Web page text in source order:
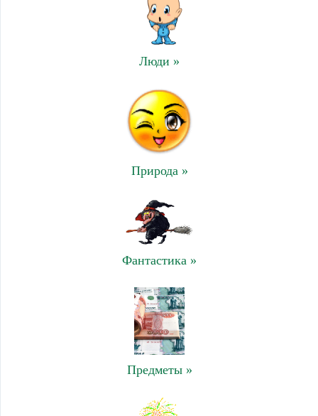
Люди »
Природа »
Фантастика »
Предметы »